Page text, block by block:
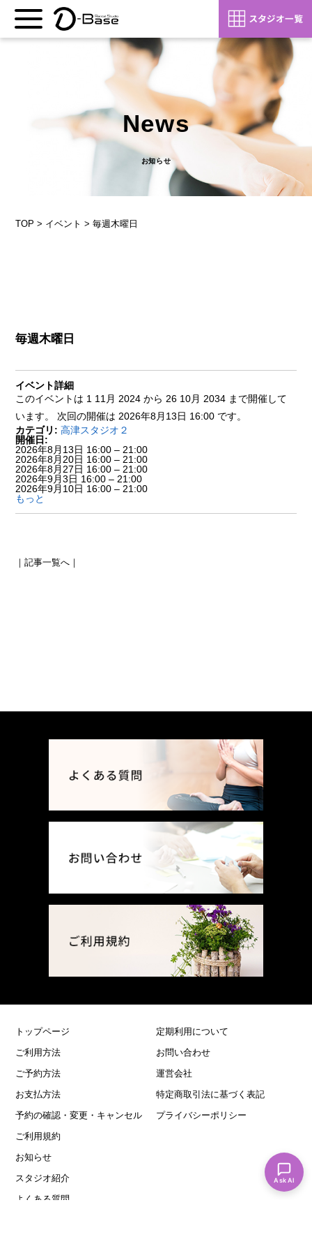
News
お知らせ
TOP > イベント >毎週木曜日
毎週木曜日
イベント詳細
このイベントは 1 11月 2024 から 26 10月 2034 まで開催して
います。 次回の開催は 2026年8月13日 16:00 です。
カテゴリ: 高津スタジオ２
開催日:
2026年8月13日 16:00 – 21:00
2026年8月20日 16:00 – 21:00
2026年8月27日 16:00 – 21:00
2026年9月3日 16:00 – 21:00
2026年9月10日 16:00 – 21:00
もっと
｜記事一覧へ
トップページ
ご利用方法
ご予約方法
お支払方法
予約の確認・変更・キャンセル
ご利用規約
お知らせ
スタジオ紹介
よくある質問
定期利用について
お問い合わせ
運営会社
特定商取引法に基づく表記
プライバシーポリシー
Ask AI